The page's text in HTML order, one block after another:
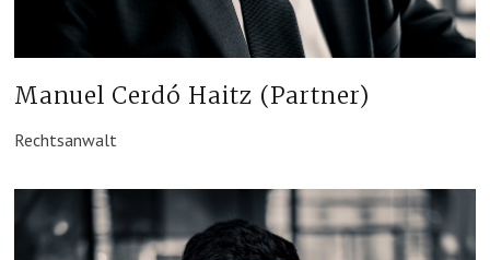
Manuel Cerdó Haitz (Partner)
Rechtsanwalt